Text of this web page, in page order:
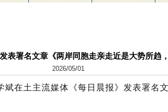
表署名文章《两岸同胞走亲走近是大势所趋
2026/05/01
斌在土主流媒体《每日晨报》发表署名